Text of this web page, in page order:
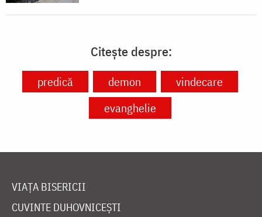
Citește despre:
predică demon
vindecare
evanghelie
VIAȚA BISERICII
CUVINTE DUHOVNICEȘTI